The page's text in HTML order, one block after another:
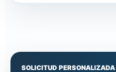
SOLICITUD PERSONALIZADA